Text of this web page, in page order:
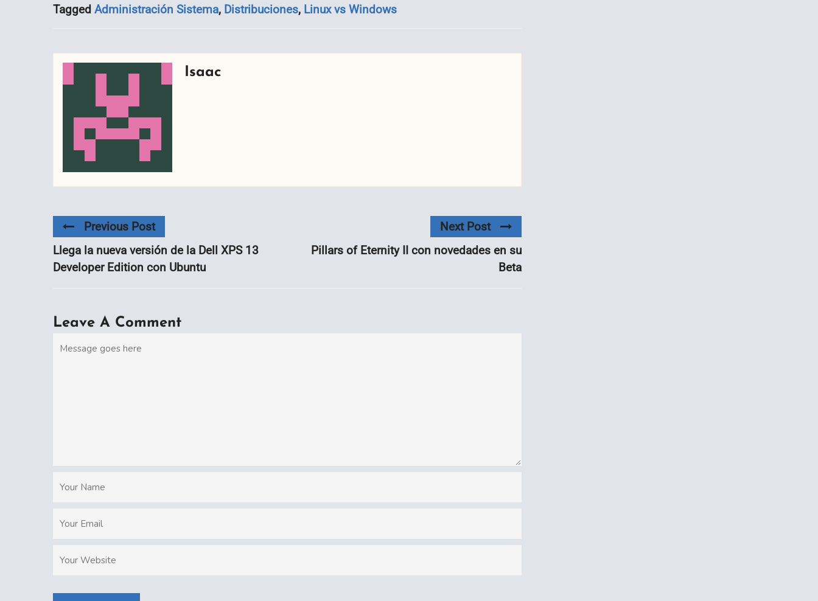
Tagged Administración Sistema, Distribuciones, Linux vs Windows
Isaac
Previous Post
Llega la nueva versión de la Dell XPS 13
Developer Edition con Ubuntu
Next Post
Pillars of Eternity II con novedades en su
Beta
Leave A Comment